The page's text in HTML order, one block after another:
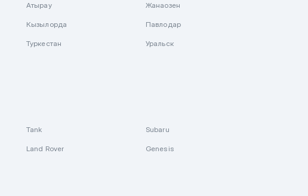
Атырау Жанаозен
Кызылорда Павлодар
Туркестан Уральск
Tank Subaru
Land Rover Genesis